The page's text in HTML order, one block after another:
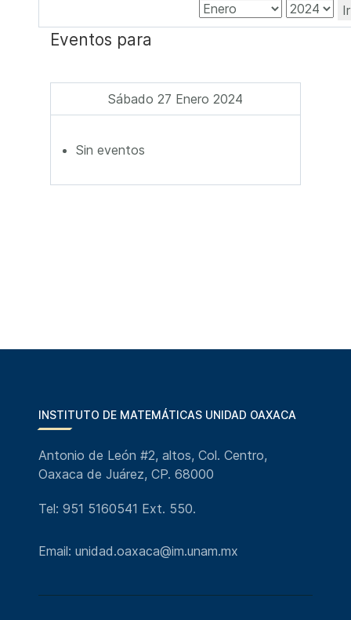
Eventos para
Sábado 27 Enero 2024
Sin eventos
INSTITUTO DE MATEMÁTICAS UNIDAD OAXACA
Antonio de León #2, altos, Col. Centro,
Oaxaca de Juárez, CP. 68000
Tel: 951 5160541 Ext. 550.
Email: unidad.oaxaca@im.unam.mx